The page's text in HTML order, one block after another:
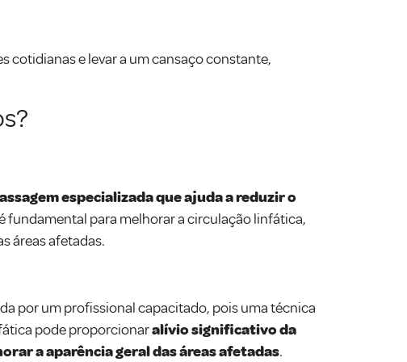
cotidianas e levar a um cansaço constante,
especializada que ajuda a reduzir o
fundamental para melhorar a circulação linfática,
áreas afetadas.
por um profissional capacitado, pois uma técnica
pode proporcionaralívio significativo da
a aparência geral das áreas afetadas.